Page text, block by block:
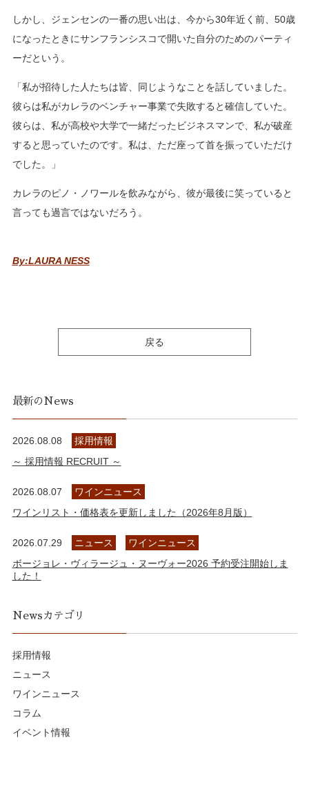
しかし、ジェンセンの一番の思い出は、今から30年近く前、50歳
になったときにサンフランシスコで開いた自分のためのパーティ
ーだという。
「私が招待した人たちは皆、同じようなことを話していました。
彼らは私がカレラのベンチャー事業で失敗すると確信していた。
彼らは、私が高校や大学で一緒だったビジネスマンで、私が破産
すると思っていたのです。私は、ただ座って首を振っていただけ
でした。」
カレラのピノ・ノワールを飲みながら、彼が最後に笑っていると
言っても過言ではないだろう。
By:LAURA NESS
戻る
最新のNews
2026.08.08
採用情報
～ 採用情報 RECRUIT ～
2026.08.07
ワインニュース
ワインリスト・価格表を更新しました（2026年8月版）
2026.07.29 ニュース
ワインニュース
ボージョレ・ヴィラージュ・ヌーヴォー2026 予約受注開始しま
した！
Newsカテゴリ
採用情報
ニュース
ワインニュース
コラム
イベント情報